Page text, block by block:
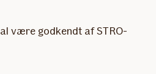
være godkendt af STRO-